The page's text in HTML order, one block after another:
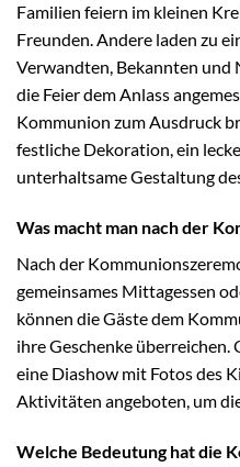
Familien feiern im kleinen
Freunden. Andere laden zu
Verwandten, Bekannten und
die Feier dem Anlass
Kommunion zum Ausdruck
festliche Dekoration, ein
unterhaltsame Gestaltung
Was macht man nach der
Nach der
gemeinsames Mittagessen
können die Gäste dem
ihre Geschenke überreichen.
eine Diashow mit Fotos des
Aktivitäten angeboten, um
Welche Bedeutung hat die